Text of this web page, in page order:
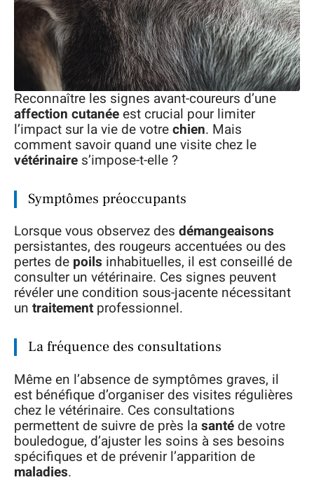
Reconnaître les signes avant-coureurs d’une
affection cutanéeest crucial pour limiter
l’impact sur la vie de votrechien. Mais
comment savoir quand une visite chez le
vétérinaire s’impose-t-elle ?
Symptômes préoccupants
Lorsque vous observez des démangeaisons
persistantes, des rougeurs accentuées ou des
pertes de poils inhabituelles, il est conseillé de
consulter un vétérinaire. Ces signes peuvent
révéler une condition sous-jacente nécessitant
un traitement professionnel.
La fréquence des consultations
Même en l’absence de symptômes graves, il
est bénéfique d’organiser des visites régulières
chez le vétérinaire. Ces consultations
permettent de suivre de près lasanté de votre
bouledogue, d’ajuster les soins à ses besoins
spécifiques et de prévenir l’apparition de
maladies.